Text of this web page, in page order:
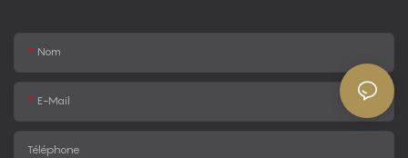
Nom
E-Mail
Téléphone